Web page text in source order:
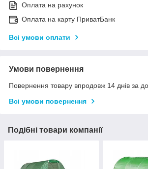
Оплата на рахунок
Оплата на карту ПриватБанк
Всі умови оплати
Умови повернення
Повернення товару впродовж 14 днів за
Всі умови повернення
Подібні товари компанії